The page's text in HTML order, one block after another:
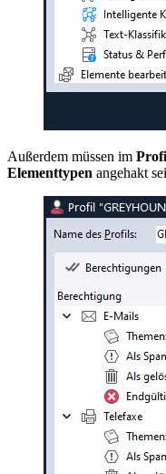
Außerdem müssen im
Elementtypen angehakt